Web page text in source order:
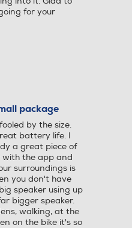
for your
package
by the size.
battery life. I
a great piece of
the app and
surroundings is
you don't have
speaker using up
bigger speaker.
walking, at the
on the bike it's so